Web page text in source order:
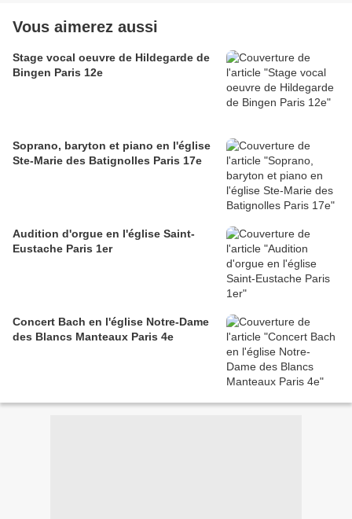
Vous aimerez aussi
Stage vocal oeuvre de Hildegarde de
Bingen Paris 12e
Soprano, baryton et piano en l'église
Ste-Marie des Batignolles Paris 17e
Audition d'orgue en l'église Saint-
Eustache Paris 1er
Concert Bach en l'église Notre-Dame
des Blancs Manteaux Paris 4e